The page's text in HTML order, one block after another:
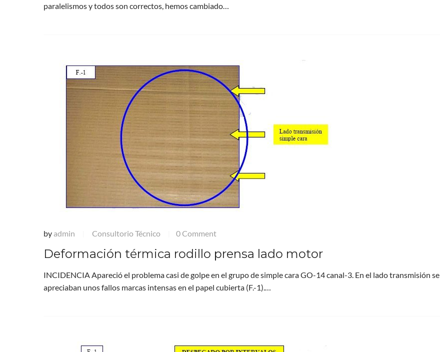
paralelismos y todos son correctos, hemos cambiado…
by admin Consultorio Técnico 0 Comment
Deformación térmica rodillo prensa lado motor
INCIDENCIA Apareció el problema casi de golpe en el grupo de simple cara GO-14 canal-3. En el lado transmisión se
apreciaban unos fallos marcas intensas en el papel cubierta (F.-1).…